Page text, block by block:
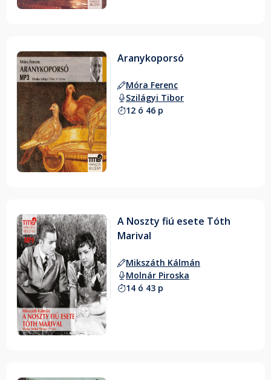
Aranykoporsó
Móra Ferenc
Szilágyi Tibor
12 ó 46 p
A Noszty fiú esete Tóth
Marival
Mikszáth Kálmán
Molnár Piroska
14 ó 43 p